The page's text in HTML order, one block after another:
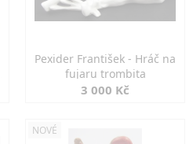
Pexider František - Hráč na
fujaru trombita
3 000 Kč
NOVÉ